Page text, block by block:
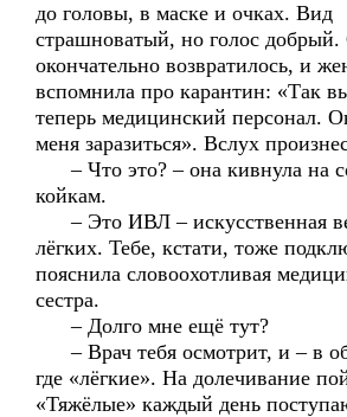
до головы, в маске и очках. Вид
страшноватый, но голос добрый.
окончательно возвратилось, и
вспомнила про карантин: «Так
теперь медицинский персонал.
меня заразиться». Вслух
– Что это? – она кивнула на
койкам.
– Это ИВЛ – искусственная
лёгких. Тебе, кстати, тоже
пояснила словоохотливая
сестра.
– Долго мне ещё тут?
– Врач тебя осмотрит, и – в
где «лёгкие». На долечивание
«Тяжёлые» каждый день